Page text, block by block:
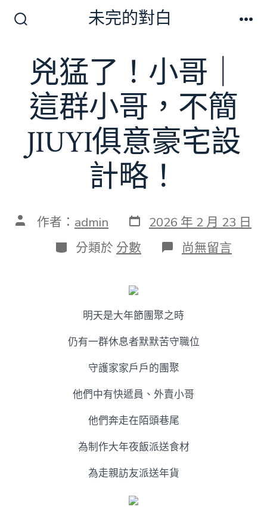
開
關
未完的對白
兇猛了！小哥｜
這群小哥，不簡
JIUYI俱意豪宅設
計略！
文 作者： admin 發
表
日
期
2026 年 2 月 23 日
分
類
分類於 分數 在
〈兇
哥
｜
群
簡
JIUYI
豪
宅
尚無留言
明天是大年節團聚之時
仍有一群休息者默默苦守職位
守護家家戶戶的團聚
他們中有快遞員、外賣小哥
他們奔走在陌頭巷尾
為制作大年夜飯派送食材
為走親訪友派送年貨